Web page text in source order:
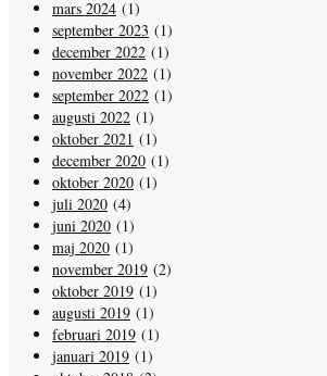
mars 2024 (1)
september 2023 (1)
december 2022 (1)
november 2022 (1)
september 2022 (1)
augusti 2022 (1)
oktober 2021 (1)
december 2020 (1)
oktober 2020 (1)
juli 2020 (4)
juni 2020 (1)
maj 2020 (1)
november 2019 (2)
oktober 2019 (1)
augusti 2019 (1)
februari 2019 (1)
januari 2019 (1)